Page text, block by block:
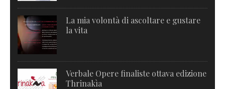
La mia volontà di ascoltare e gustare
la vita
Verbale Opere finaliste ottava edizione
Thrinakìa